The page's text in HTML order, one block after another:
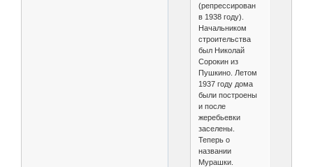
(репрессирован
в 1938 году).
Начальником
строительства
был Николай
Сорокин из
Пушкино. Летом
1937 году дома
были построены
и после
жеребьевки
заселены.
Теперь о
названии
Мурашки.